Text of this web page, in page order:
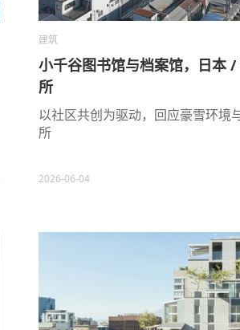
建筑
小千谷图书馆与档案馆，日本
所
以社区共创为驱动，回应豪雪环境
所
2026-06-04